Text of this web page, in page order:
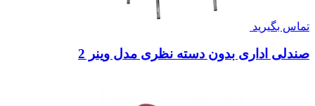
تماس بگیرید
صندلی اداری بدون دسته نظری مدل وینر 2